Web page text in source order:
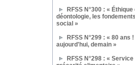
RFSS N°300 : « Éthique
déontologie, les
social »
RFSS N°299 : « 80 ans
aujourd'hui, demain »
RFSS N°298 : «